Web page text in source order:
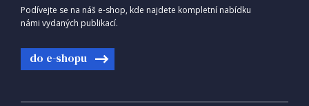
Podívejte se na náš e-shop, kde najdete kompletní nabídku
námi vydaných publikací.
do e-shopu